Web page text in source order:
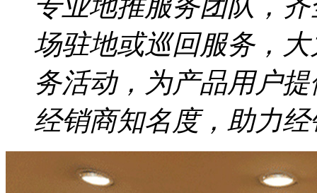
场驻地或巡回服务，
务活动，为产品用户
经销商知名度，助力